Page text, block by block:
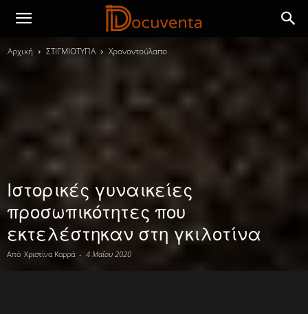
Αρχική ΣΤΙΓΜΙΟΤΥΠΑ Χρονοντούλαπο
Ιστορικές γυναικείες
προσωπικότητες που
εκτελέστηκαν στη γκιλοτίνα
Από Χριστίνα Καρρά - 4 Μαΐου 2020